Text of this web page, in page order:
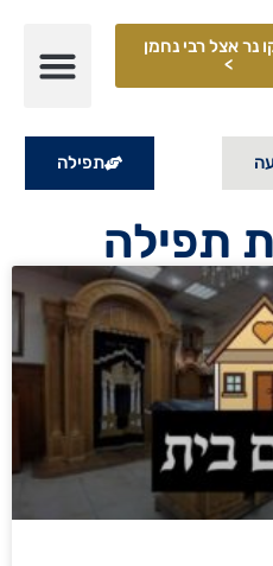
נר אצל רבי נחמן
>
תפילה
תפילה